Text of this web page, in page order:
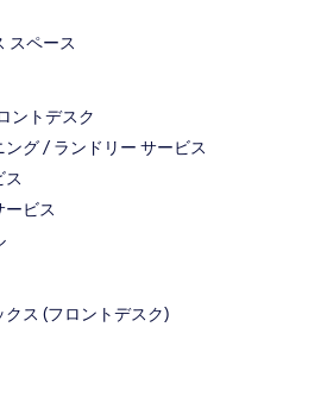
スペース
ントデスク
ング / ランドリー サービス
ス
ービス
ス (フロントデスク)